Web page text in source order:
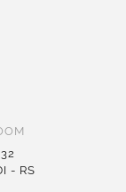
- RS